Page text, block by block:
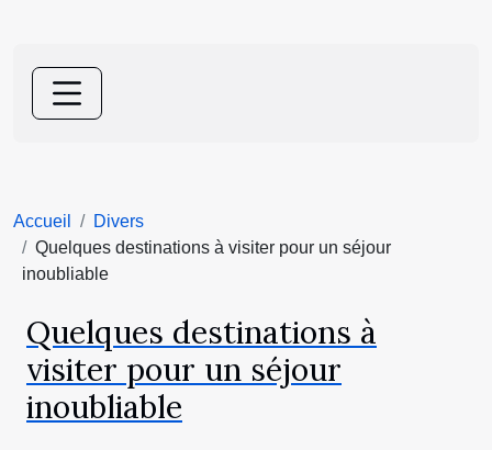
Accueil
Divers
Quelques destinations à visiter pour un séjour
inoubliable
Quelques destinations à
visiter pour un séjour
inoubliable